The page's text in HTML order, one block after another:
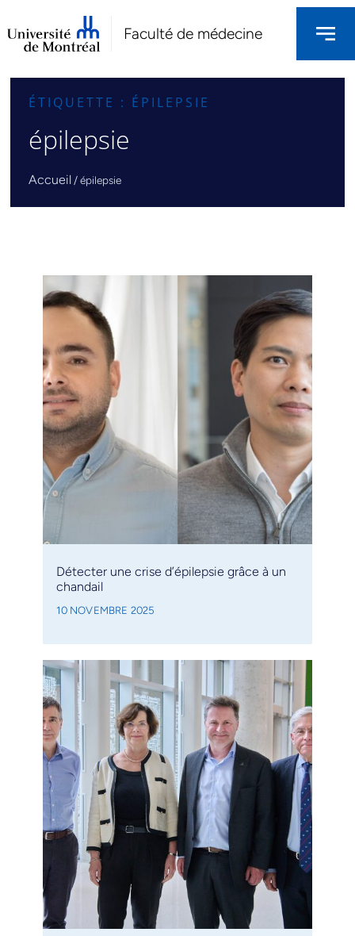
Faculté de médecine
ÉTIQUETTE : ÉPILEPSIE
épilepsie
Accueil /épilepsie
Détecter une crise d’épilepsie grâce à un
chandail
10 NOVEMBRE 2025